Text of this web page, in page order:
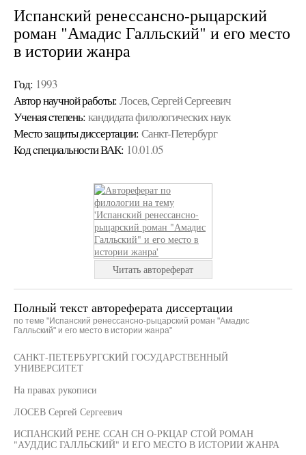
Испанский ренессансно-рыцарский
роман "Амадис Галльский" и его место
в истории жанра
Год: 1993
Автор научной работы: Лосев, Сергей Сергеевич
Ученая cтепень: кандидата филологических наук
Место защиты диссертации: Санкт-Петербург
Код cпециальности ВАК: 10.01.05
Читать автореферат
Полный текст автореферата диссертации
по теме "Испанский ренессансно-рыцарский роман "Амадис
Галльский" и его место в истории жанра"
САНКТ-ПЕТЕРБУРГСКИЙ ГОСУДАРСТВЕННЫЙ
УНИВЕРСИТЕТ
На правах рукописи
ЛОСЕВ Сергей Сергеевич
ИСПАНСКИЙ РЕНЕ ССАН СН О-РКЦАР СТОЙ РОМАН
"АУДДИС ГАЛЛЬСКИЙ" И ЕГО МЕСТО В ИСТОРИИ ЖАНРА